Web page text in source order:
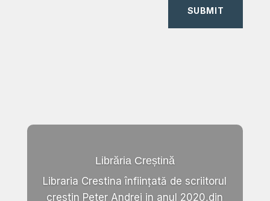
SUBMIT
Librăria Creștină
Libraria Crestina înființată de scriitorul
crestin Peter Andrei in anul 2020,din